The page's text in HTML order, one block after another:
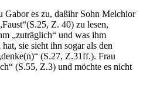
Gabor es zu, daßihr Sohn Melchior
Z. 40) zu lesen,
„zuträglich“ und was ihm
sie sieht ihn sogar als den
(S.27, Z.31ff.). Frau
(S.55, Z.3) und möchte es nicht